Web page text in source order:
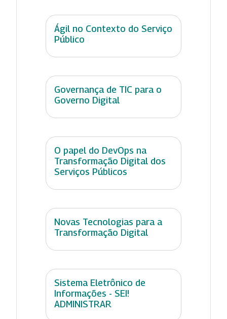
Ágil no Contexto do Serviço
Público
Governança de TIC para o
Governo Digital
O papel do DevOps na
Transformação Digital dos
Serviços Públicos
Novas Tecnologias para a
Transformação Digital
Sistema Eletrônico de
Informações - SEI!
ADMINISTRAR